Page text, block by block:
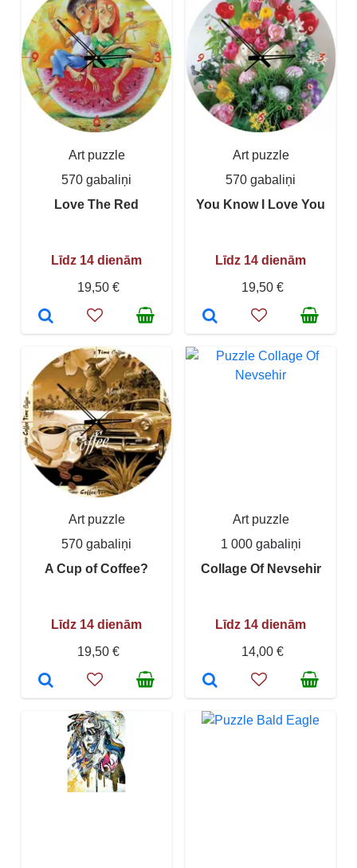
Art puzzle
570 gabaliņi
Love The Red
Līdz 14 dienām
19,50 €
Art puzzle
570 gabaliņi
You Know I Love You
Līdz 14 dienām
19,50 €
Art puzzle
570 gabaliņi
A Cup of Coffee?
Līdz 14 dienām
19,50 €
Art puzzle
1 000 gabaliņi
Collage Of Nevsehir
Līdz 14 dienām
14,00 €